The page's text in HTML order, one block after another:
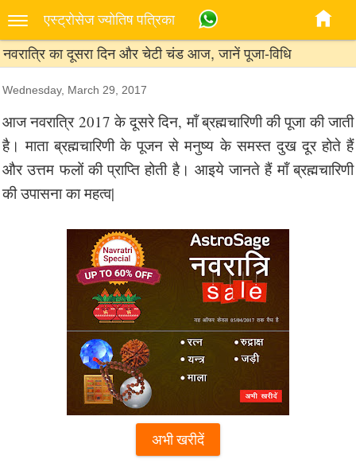
एस्‍ट्रोसेज ज्‍योतिष पत्रिका
नवरात्रि का दूसरा दिन और चेटी चंड आज, जानें पूजा-विधि
Wednesday, March 29, 2017
आज नवरात्रि 2017 के दूसरे दिन, मॉं ब्रह्मचारिणी की पूजा की जाती
है। माता ब्रह्मचारिणी के पूजन से मनुष्य के समस्त दुख दूर होते हैं
और उत्तम फलों की प्राप्ति होती है। आइये जानते हैं मॉं ब्रह्मचारिणी
की उपासना का महत्व|
अभी खरीदें